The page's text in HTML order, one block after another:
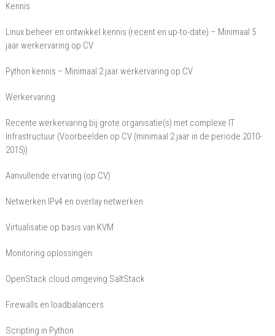
Kennis
Linux beheer en ontwikkel kennis (recent en up-to-date) – Minimaal 5
jaar werkervaring op CV
Python kennis – Minimaal 2 jaar werkervaring op CV
Werkervaring
Recente werkervaring bij grote organisatie(s) met complexe IT
Infrastructuur (Voorbeelden op CV (minimaal 2 jaar in de periode 2010-
2015))
Aanvullende ervaring (op CV)
Netwerken IPv4 en overlay netwerken
Virtualisatie op basis van KVM
Monitoring oplossingen
OpenStack cloud omgeving SaltStack
Firewalls en loadbalancers
Scripting in Python